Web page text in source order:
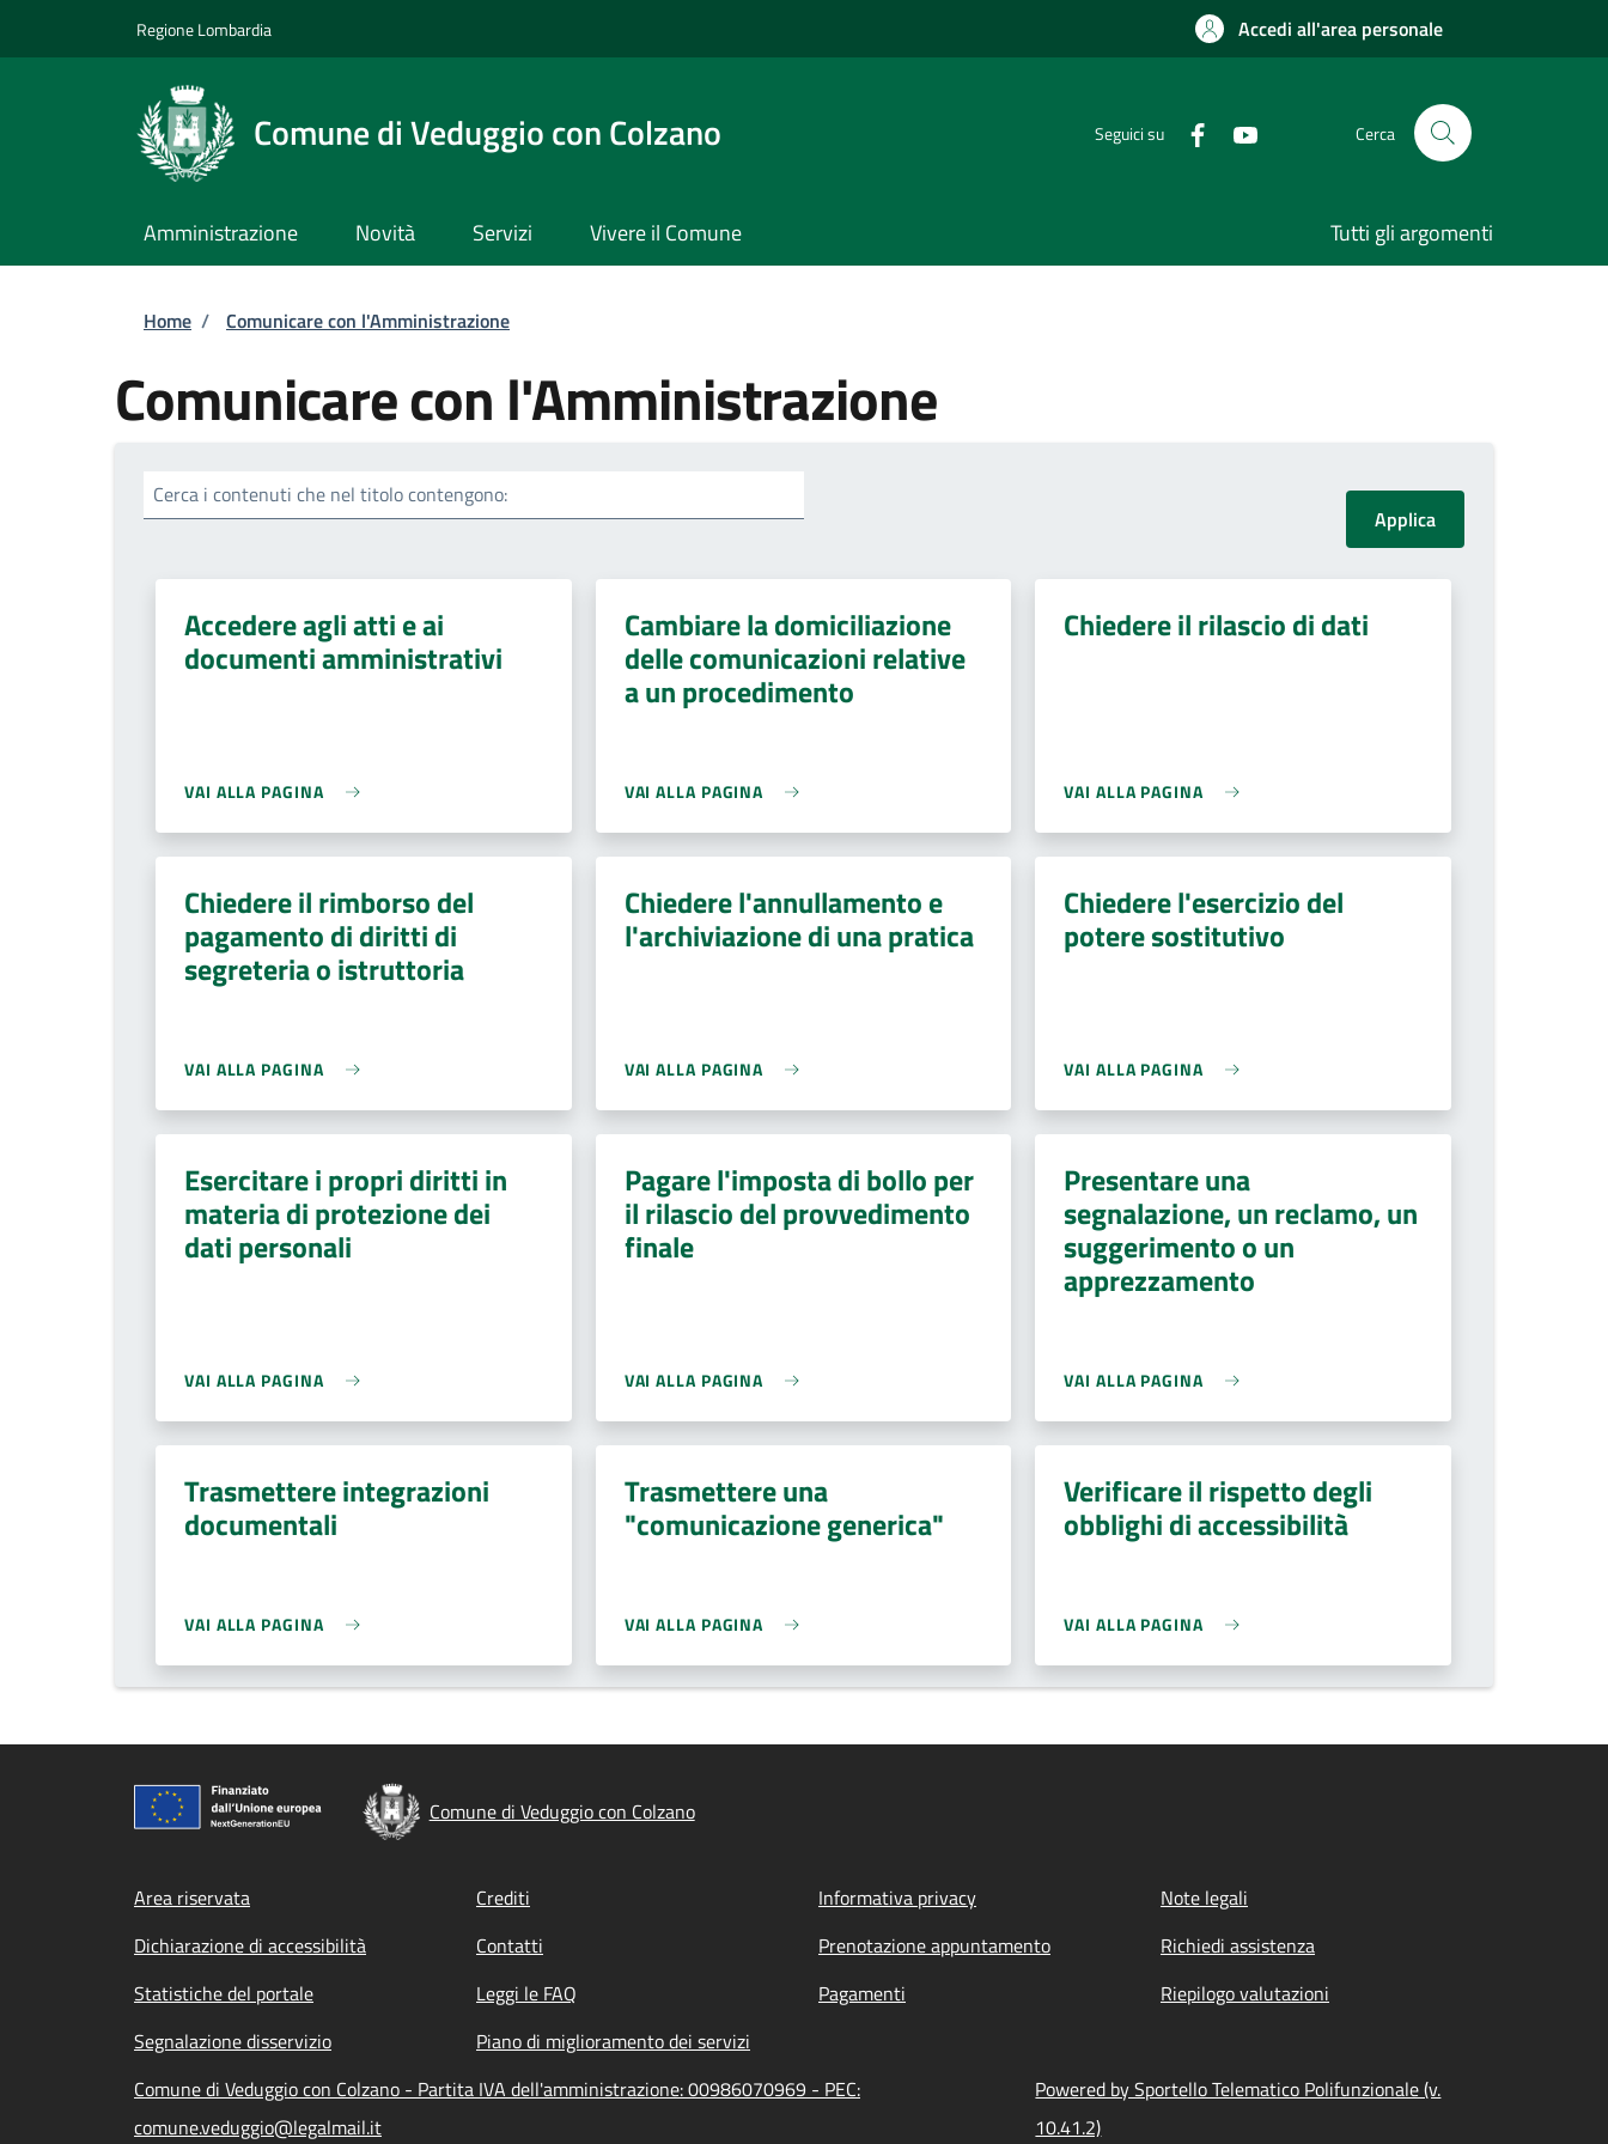
Regione Lombardia Accedi all'area personale
Comune di Veduggio con Colzano Seguici su Cerca
Amministrazione Novità Servizi Vivere il Comune Tutti gli argomenti
Briciole di pane
Home / Comunicare con l'Amministrazione
Comunicare con l'Amministrazione
Cerca i contenuti che nel titolo contengono:
Accedere agli atti e ai
documenti amministrativi
VAI ALLA PAGINA
Cambiare la domiciliazione
delle comunicazioni relative
a un procedimento
VAI ALLA PAGINA
Chiedere il rilascio di dati
VAI ALLA PAGINA
Chiedere il rimborso del
pagamento di diritti di
segreteria o istruttoria
VAI ALLA PAGINA
Chiedere l'annullamento e
l'archiviazione di una pratica
VAI ALLA PAGINA
Chiedere l'esercizio del
potere sostitutivo
VAI ALLA PAGINA
Esercitare i propri diritti in
materia di protezione dei
dati personali
VAI ALLA PAGINA
Pagare l'imposta di bollo per
il rilascio del provvedimento
finale
VAI ALLA PAGINA
Presentare una
segnalazione, un reclamo, un
suggerimento o un
apprezzamento
VAI ALLA PAGINA
Trasmettere integrazioni
documentali
VAI ALLA PAGINA
Trasmettere una
"comunicazione generica"
VAI ALLA PAGINA
Verificare il rispetto degli
obblighi di accessibilità
VAI ALLA PAGINA
Comune di Veduggio con Colzano
Footer menu
Area riservata Crediti Informativa privacy
Note legali
Dichiarazione di accessibilità
Contatti Prenotazione appuntamento
Richiedi assistenza
Statistiche del portale
Leggi le FAQ Pagamenti
Riepilogo valutazioni
Segnalazione disservizio
Piano di miglioramento dei servizi
Comune di Veduggio con Colzano - Partita IVA dell'amministrazione: 00986070969 - PEC:
comune.veduggio@legalmail.it
Powered by Sportello Telematico Polifunzionale (v.
10.41.2)